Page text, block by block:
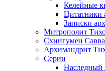
Келейные
Цитатники
Записки
Митрополит
Схиигумен
Архимандрит
Серии
Наследный